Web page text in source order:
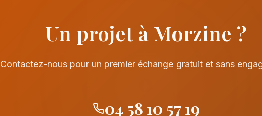
Un projet à Morzine ?
Contactez-nous pour un premier échange gratuit et sans
04 58 10 57 19